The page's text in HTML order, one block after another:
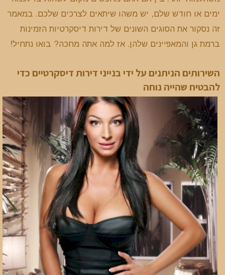
ימים או חודש שלם, יש משהו שיתאים לצרכים שלכם. במאמר
זה נסקור את הסוגים השונים של דירות דיסקרטיות הזמינות
ברמת גן והמאפיינים שלהן. אז למה אתה מחכה? בואו נתחיל!
השירותים הניתנים על ידי בנייני דירות דיסקרטיים כדי
להבטיח שהייה נוחה